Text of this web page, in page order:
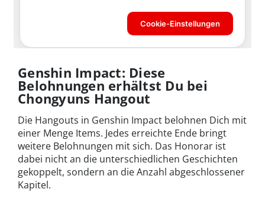
Genshin Impact: Diese
Belohnungen erhältst Du bei
Chongyuns Hangout
Die Hangouts in Genshin Impact belohnen Dich mit
einer Menge Items. Jedes erreichte Ende bringt
weitere Belohnungen mit sich. Das Honorar ist
dabei nicht an die unterschiedlichen Geschichten
gekoppelt, sondern an die Anzahl abgeschlossener
Kapitel.